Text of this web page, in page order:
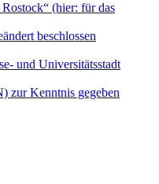
(hier: für das
beschlossen
und Universitätsstadt
zur Kenntnis gegeben